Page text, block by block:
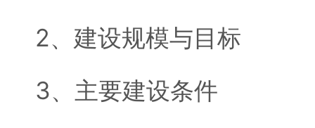
2、建设规模与目标
3、主要建设条件